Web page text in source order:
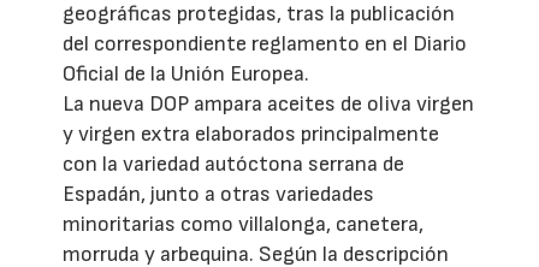
geográficas protegidas, tras la publicación
del correspondiente reglamento en el Diario
Oficial de la Unión Europea.
La nueva DOP ampara aceites de oliva virgen
y virgen extra elaborados principalmente
con la variedad autóctona serrana de
Espadán, junto a otras variedades
minoritarias como villalonga, canetera,
morruda y arbequina. Según la descripción